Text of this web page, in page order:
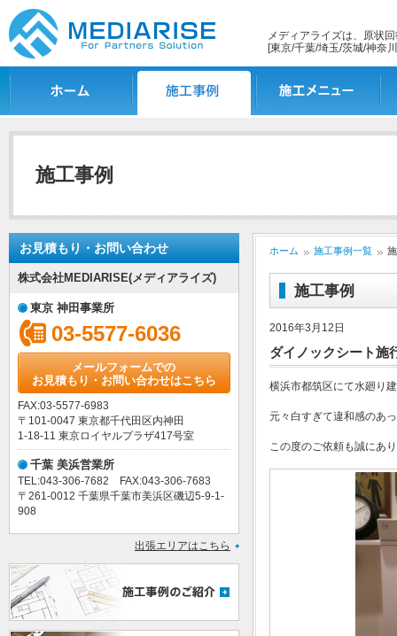
メディアライズは、原状
[東京/千葉/埼玉/茨城/神奈
施工事例
お見積もり・お問い合わせ
株式会社MEDIARISE(メディアライズ)
東京 神田事業所
03-5577-6036
メールフォームでの
お見積もり・お問い合わせはこちら
FAX:03-5577-6983
〒101-0047 東京都千代田区内神田
1-18-11 東京ロイヤルプラザ417号室
千葉 美浜営業所
TEL:043-306-7682 FAX:043-306-7683
〒261-0012 千葉県千葉市美浜区磯辺5-9-1-
908
出張エリアはこちら
ホーム 施工事例一覧
施工事例
2016年3月12日
ダイノックシート施
横浜市都筑区にて水廻り
元々白すぎて違和感のあ
この度のご依頼も誠にあ